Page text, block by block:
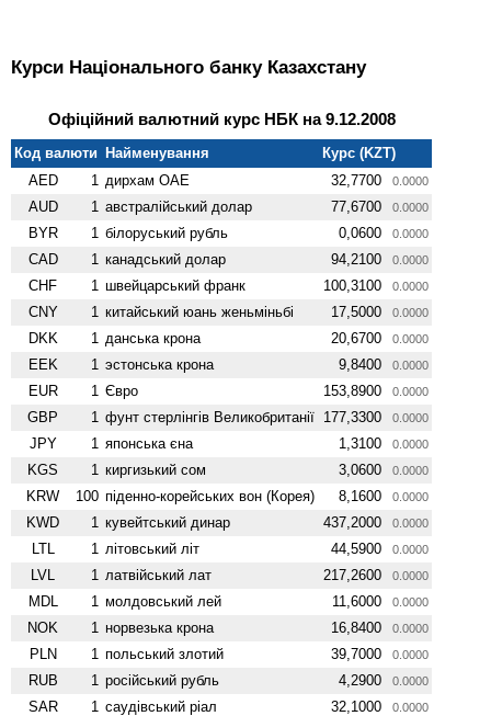
Курси Національного банку Казахстану
Офіційний валютний курс НБК на 9.12.2008
Код валюти Найменування
Курс (KZT)
AED
1 дирхам ОАЕ 32,7700 0.0000
AUD 1 австралійський долар 77,6700 0.0000
BYR 1 білоруський рубль 0,0600 0.0000
CAD 1 канадський долар 94,2100 0.0000
CHF 1 швейцарський франк 100,3100 0.0000
CNY 1 китайський юань женьмiньбi 17,5000 0.0000
DKK 1 данська крона 20,6700 0.0000
EEK 1 эстонська крона 9,8400 0.0000
EUR 1 Євро 153,8900 0.0000
GBP 1 фунт стерлінгів Велико­британії 177,3300 0.0000
JPY 1 японська єна 1,3100 0.0000
KGS 1 киргизький сом 3,0600 0.0000
KRW 100 піденно-корейських вон (Корея) 8,1600 0.0000
KWD 1 кувейтський динар 437,2000 0.0000
LTL 1 літовський літ 44,5900 0.0000
LVL 1 латвійський лат 217,2600 0.0000
MDL 1 молдовський лей 11,6000 0.0000
NOK 1 норвезька крона 16,8400 0.0000
PLN 1 польський злотий 39,7000 0.0000
RUB 1 російський рубль 4,2900 0.0000
SAR 1 саудівський ріал 32,1000 0.0000